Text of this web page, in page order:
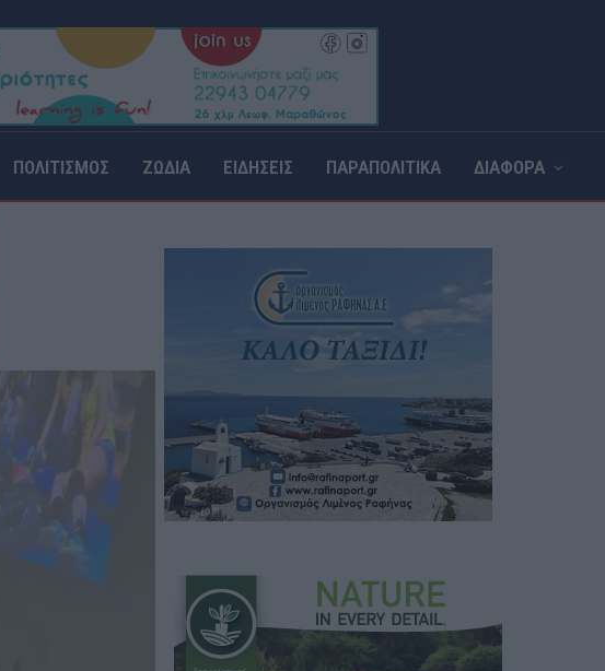
ΠΟΛΙΤΙΣΜΟΣ ΖΩΔΙΑ ΕΙΔΗΣΕΙΣ ΠΑΡΑΠΟΛΙΤΙΚΑ ΔΙΑΦΟΡΑ